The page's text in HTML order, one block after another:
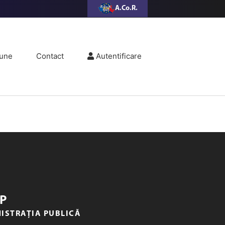
A.Co.R.
Contact Autentificare
PUBLICĂ